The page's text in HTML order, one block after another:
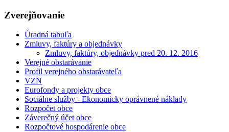
Zverejňovanie
Úradná tabuľa
Zmluvy, faktúry a objednávky
Zmluvy, faktúry, objednávky pred 20. 12. 2016
Verejné obstarávanie
Profil verejného obstarávateľa
VZN
Eurofondy a projekty obce
Sociálne služby - Ekonomicky oprávnené náklady
Rozpočet obce
Záverečný účet obce
Rozpočtové hospodárenie obce